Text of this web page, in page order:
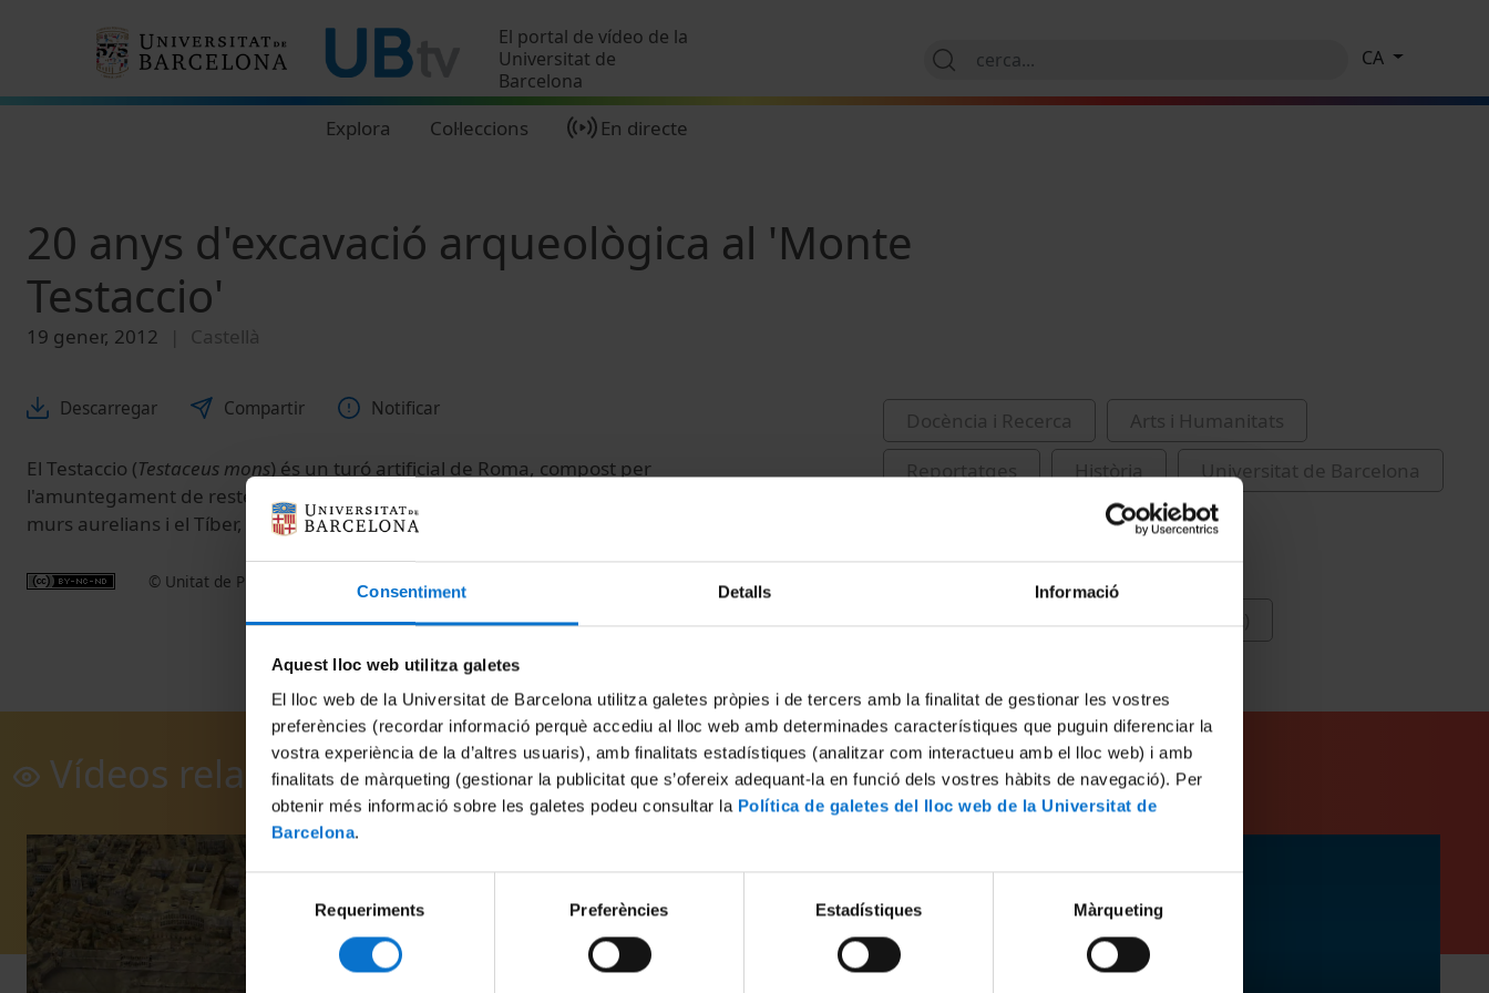
Consentiment Detalls Informació
Aquest lloc web utilitza galetes
El lloc web de la Universitat de Barcelona utilitza galetes pròpies i de tercers amb la finalitat de gestionar les vostres
preferències (recordar informació perquè accediu al lloc web amb determinades característiques que puguin diferenciar la
vostra experiència de la d’altres usuaris), amb finalitats estadístiques (analitzar com interactueu amb el lloc web) i amb
finalitats de màrqueting (gestionar la publicitat que s’ofereix adequant-la en funció dels vostres hàbits de navegació). Per
obtenir més informació sobre les galetes podeu consultar la Política de galetes del lloc web de la Universitat de
Barcelona.
Requeriments Preferències Estadístiques Màrqueting
El portal de vídeo de la
Universitat de
Barcelona
Explora Col·leccions En directe
CA
20 anys d'excavació arqueològica al 'Monte
Testaccio'
19 gener, 2012 Castellà
Descarregar Compartir Notificar
El Testaccio (Testaceus mons) és un turó artificial de Roma, compost per
l'amuntegament de restes de milions d'àmfores d'oli, situat entre l'Aventí, els
murs aurelians i el Tíber, a la regió XIII augustea.
© Unitat de Producció Audiovisual
Docència i Recerca
Arts i Humanitats
Reportatges
Història
Universitat de Barcelona
Facultat de Geografia i Història
Remesal Rodríguez, José
Testaccio (Itàlia : Jaciment arqueològic)
Vídeos relacionats